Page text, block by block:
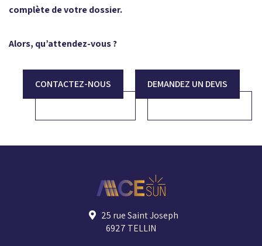
complète de votre dossier.
Alors, qu’attendez-vous ?
CONTACTEZ-NOUS DEMANDEZ UN DEVIS
25 rue Saint Joseph
6927 TELLIN